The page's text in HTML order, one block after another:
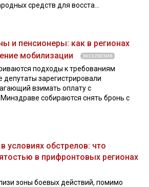
средств для восста...
и пенсионеры: как в регионах
мобилизации
подходы к требованиям
зарегистрировали
взимать оплату с
собираются снять бронь с
условиях обстрелов: что
в прифронтовых регионах
зоны боевых действий, помимо